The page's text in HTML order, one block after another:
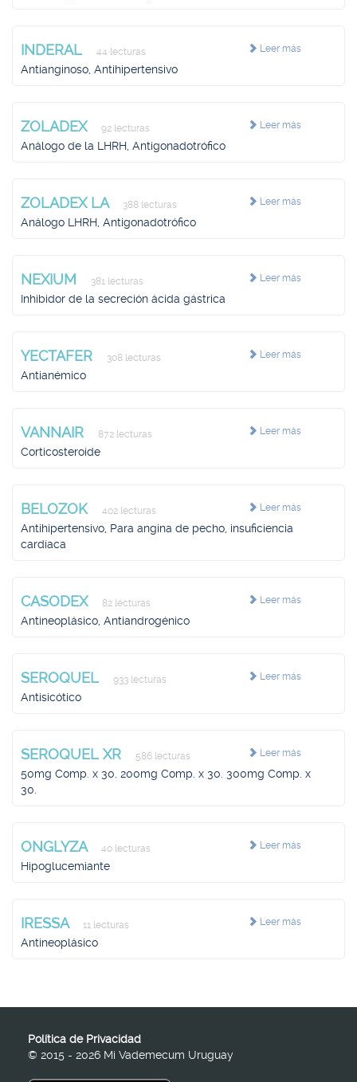
Leer más
INDERAL 44 lecturas
Antianginoso, Antihipertensivo
Leer más
ZOLADEX 92 lecturas
Análogo de la LHRH, Antigonadotrófico
Leer más
ZOLADEX LA 388 lecturas
Análogo LHRH, Antigonadotrófico
Leer más
NEXIUM 381 lecturas
Inhibidor de la secreción ácida gástrica
Leer más
YECTAFER 308 lecturas
Antianémico
Leer más
VANNAIR 872 lecturas
Corticosteroide
Leer más
BELOZOK 402 lecturas
Antihipertensivo, Para angina de pecho, insuficiencia
cardíaca
Leer más
CASODEX 82 lecturas
Antineoplásico, Antiandrogénico
Leer más
SEROQUEL 933 lecturas
Antisicótico
Leer más
SEROQUEL XR 586 lecturas
50mg Comp. x 30. 200mg Comp. x 30. 300mg Comp. x
30.
Leer más
ONGLYZA 40 lecturas
Hipoglucemiante
Leer más
IRESSA 11 lecturas
Antineoplásico
Política de Privacidad
© 2015 - 2026 Mi Vademecum Uruguay